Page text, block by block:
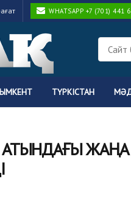
WHATSAPP +7 (701) 441
ТҮРКІСТАН